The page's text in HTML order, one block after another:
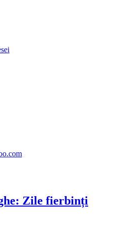
Zile fierbinți